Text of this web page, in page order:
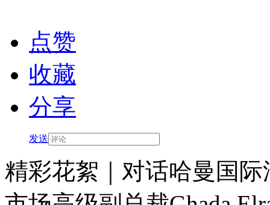
点赞
收藏
分享
发送
精彩花絮｜对话哈曼国